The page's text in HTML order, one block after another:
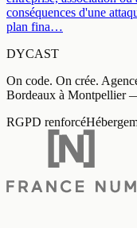
conséquences d'une
plan fina…
DYCAST
On code. On crée.
Bordeaux à Montpellier
RGPD renforcé